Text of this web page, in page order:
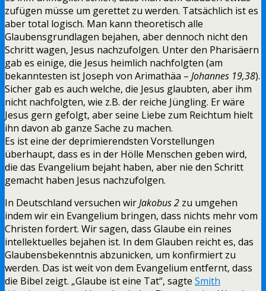
zufügen müsse um gerettet zu werden. Tatsächlich ist es
aber total logisch. Man kann theoretisch alle
Glaubensgrundlagen bejahen, aber dennoch nicht den
Schritt wagen, Jesus nachzufolgen. Unter den Pharisäern
gab es einige, die Jesus heimlich nachfolgten (am
bekanntesten ist Joseph von Arimathäa – Johannes 19,38).
Sicher gab es auch welche, die Jesus glaubten, aber ihm
nicht nachfolgten, wie z.B. der reiche Jüngling. Er wäre
Jesus gern gefolgt, aber seine Liebe zum Reichtum hielt
ihn davon ab ganze Sache zu machen.
Es ist eine der deprimierendsten Vorstellungen
überhaupt, dass es in der Hölle Menschen geben wird,
die das Evangelium bejaht haben, aber nie den Schritt
gemacht haben Jesus nachzufolgen.
In Deutschland versuchen wirJakobus 2 zu umgehen
indem wir ein Evangelium bringen, dass nichts mehr vom
Christen fordert. Wir sagen, dass Glaube ein reines
intellektuelles bejahen ist. In dem Glauben reicht es, das
Glaubensbekenntnis abzunicken, um konfirmiert zu
werden. Das ist weit von dem Evangelium entfernt, dass
die Bibel zeigt. „Glaube ist eine Tat“, sagte Smith